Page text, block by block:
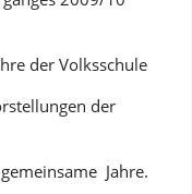
der Volksschule
der
Jahre.